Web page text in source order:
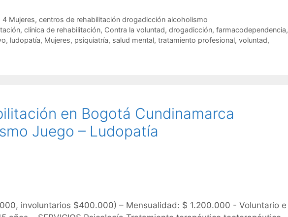
4 Mujeres, centros de rehabilitación drogadicción alcoholismo
, clínica de rehabilitación, Contra la voluntad, drogadicción, farmacodependencia,
, ludopatía, Mujeres, psiquiatría, salud mental, tratamiento profesional, voluntad,
en Bogotá Cundinamarca
Juego – Ludopatía
involuntarios $400.000) – Mensualidad: $ 1.200.000 - Voluntario e